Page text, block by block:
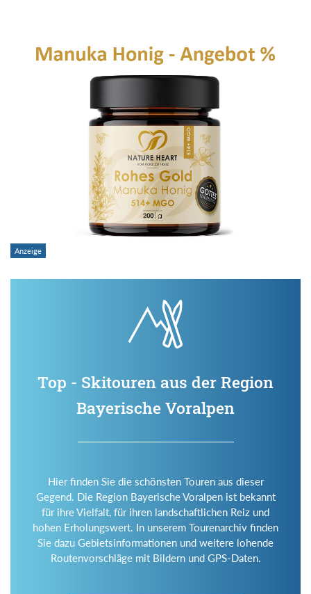
Top - Skitouren aus der Region
Bayerische Voralpen
Hier finden Sie die schönsten Touren aus dieser
Gegend. Die Region Bayerische Voralpen ist bekannt
für ihre Vielfalt, für ihren landschaftlichen Reiz und
hohen Erholungswert. In unserem Tourenarchiv finden
Sie dazu Gebietsinformationen und weitere lohende
Routenvorschläge mit Bildern und GPS-Daten.